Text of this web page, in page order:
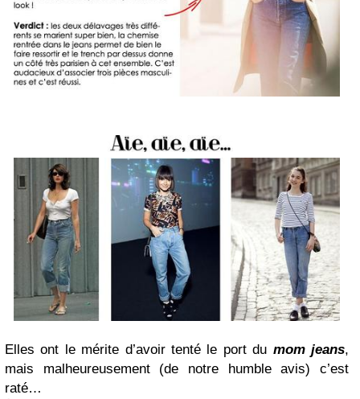
Elles ont le mérite d’avoir tenté le port du mom jeans,
mais malheureusement (de notre humble avis) c’est
raté…